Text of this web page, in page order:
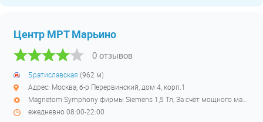
Центр МРТ Марьино
0 отзывов
Братиславская (962 м)
Адрес: Москва, б-р Перервинский, дом 4, корп.1
ежедневно 08:00-22:00